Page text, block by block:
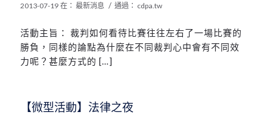
2013-07-19 在： 最新消息 / 通過： cdpa.tw
活動主旨： 裁判如何看待比賽往往左右了一場比賽的
勝負，同樣的論點為什麼在不同裁判心中會有不同效
力呢？甚麼方式的 […]
【微型活動】法律之夜